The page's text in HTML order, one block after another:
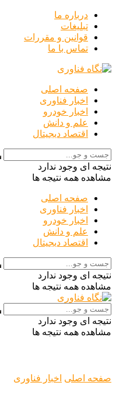
درباره ما
تبلیغات
قوانین و مقررات
تماس با ما
صفحه اصلی
اخبار فناوری
اخبار خودرو
علم و دانش
اقتصاد دیجیتال
نتیجه ای وجود ندارد
مشاهده همه نتیجه ها
صفحه اصلی
اخبار فناوری
اخبار خودرو
علم و دانش
اقتصاد دیجیتال
نتیجه ای وجود ندارد
مشاهده همه نتیجه ها
نتیجه ای وجود ندارد
مشاهده همه نتیجه ها
صفحه اصلی اخبار فناوری